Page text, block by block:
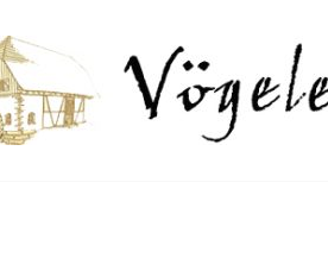
zum
Inhalt